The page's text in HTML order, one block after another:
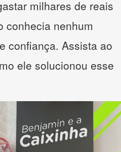
milhares de reais
conhecia nenhum
confiança. Assista ao
ele solucionou esse